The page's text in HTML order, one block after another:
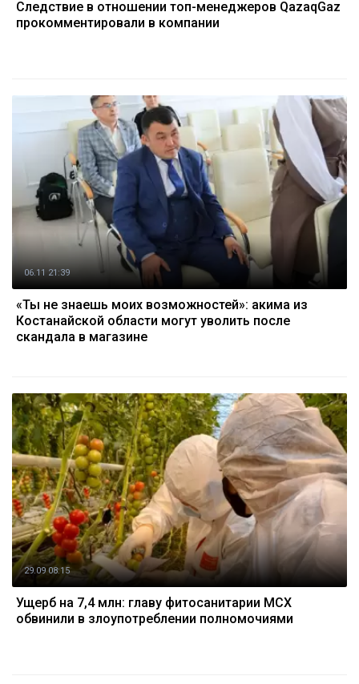
Следствие в отношении топ-менеджеров QazaqGaz
прокомментировали в компании
06.11 21:39
«Ты не знаешь моих возможностей»: акима из
Костанайской области могут уволить после
скандала в магазине
29.09 08:15
Ущерб на 7,4 млн: главу фитосанитарии МСХ
обвинили в злоупотреблении полномочиями